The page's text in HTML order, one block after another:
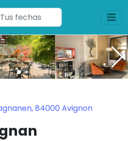
84000 Avignon